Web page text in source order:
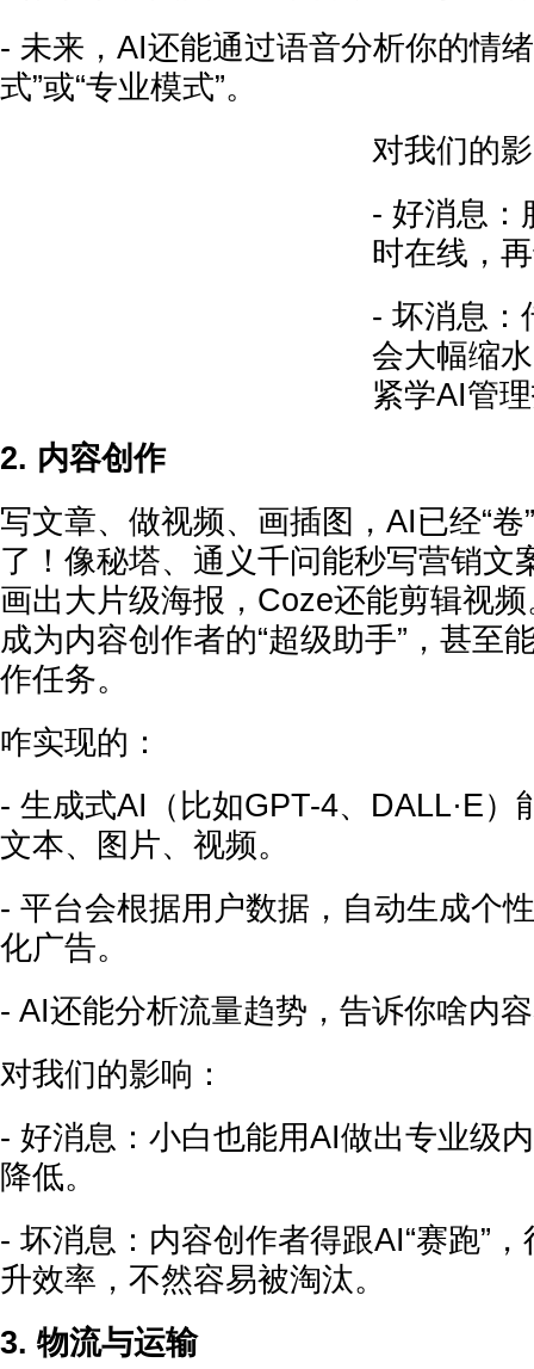
- 未来，AI还能通过语音分析你的情
式”或“专业模式”。
对我们的
- 好消息：
时在线，
- 坏消息：
会大幅缩
紧学AI管
2. 内容创作
写文章、做视频、画插图，AI已经“卷
了！像秘塔、通义千问能秒写营销文
画出大片级海报，Coze还能剪辑视
成为内容创作者的“超级助手”，甚至
作任务。
咋实现的：
- 生成式AI（比如GPT-4、DALL·E）
文本、图片、视频。
- 平台会根据用户数据，自动生成个
化广告。
- AI还能分析流量趋势，告诉你啥内容
对我们的影响：
- 好消息：小白也能用AI做出专业级
降低。
- 坏消息：内容创作者得跟AI“赛跑”
升效率，不然容易被淘汰。
3. 物流与运输